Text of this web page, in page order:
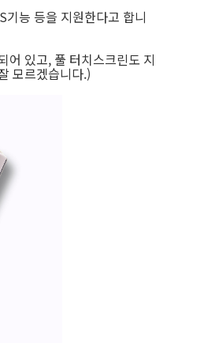
기능 등을 지원한다고 합니
있고, 풀 터치스크린도 지
모르겠습니다.)